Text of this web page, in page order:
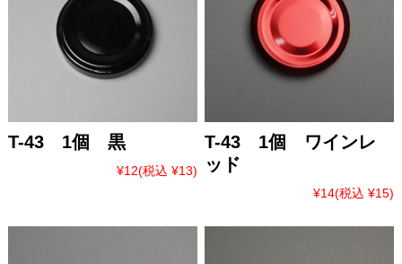
T-43 1個 黒
¥12(税込 ¥13)
T-43 1個 ワインレ
ッド
¥14(税込 ¥15)